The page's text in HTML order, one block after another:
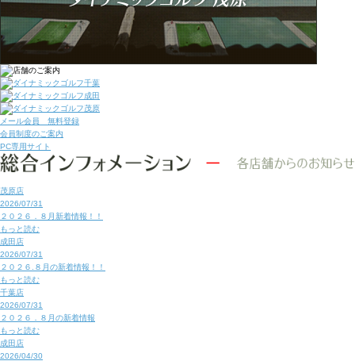
メール会員 無料登録
会員制度のご案内
PC専用サイト
茂原店
2026/07/31
２０２６．８月新着情報！！
もっと読む
成田店
2026/07/31
２０２６.８月の新着情報！！
もっと読む
千葉店
2026/07/31
２０２６．８月の新着情報
もっと読む
成田店
2026/04/30